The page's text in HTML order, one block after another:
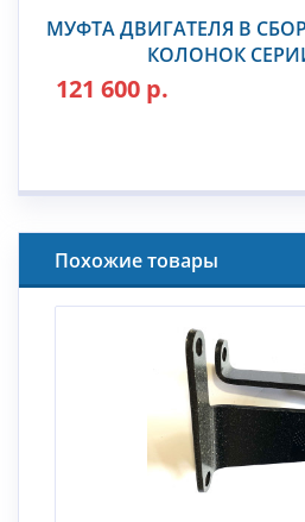
МУФТА ДВИГАТЕЛЯ В
КОЛОНОК
121 600 р.
Похожие товары